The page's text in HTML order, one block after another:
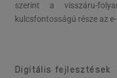
szerint a visszáru-
kulcsfontosságú része az
Digitális fejlesztések